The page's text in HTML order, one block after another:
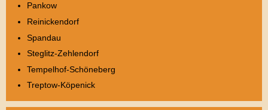
Pankow
Reinickendorf
Spandau
Steglitz-Zehlendorf
Tempelhof-Schöneberg
Treptow-Köpenick